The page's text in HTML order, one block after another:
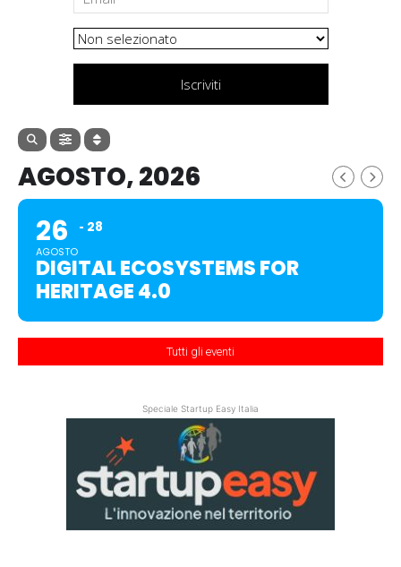
Iscriviti
AGOSTO, 2026
26
AGOSTO
28
DIGITAL ECOSYSTEMS FOR
HERITAGE 4.0
Tutti gli eventi
Speciale Startup Easy Italia